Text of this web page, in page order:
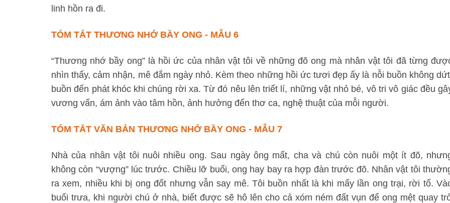
linh hồn ra đi.
TÓM TẮT THƯƠNG NHỚ BẦY ONG - MẪU 6
“Thương nhớ bầy ong” là hồi ức của nhân vật tôi về những đõ ong mà nhân vật tôi đã từng
nhìn thấy, cảm nhận, mê đắm ngày nhỏ. Kèm theo những hồi ức tươi đẹp ấy là nỗi buồn không
buồn đến phát khóc khi chúng rời xa. Từ đó nêu lên triết lí, những vật nhỏ bé, vô tri vô giác đều
vương vấn, ám ảnh vào tâm hồn, ảnh hưởng đến thơ ca, nghệ thuật của mỗi người.
TÓM TẮT VĂN BẢN THƯƠNG NHỚ BẦY ONG - MẪU 7
Nhà của nhân vật tôi nuôi nhiều ong. Sau ngày ông mất, cha và chú còn nuôi một ít đõ,
không còn “vượng” lúc trước. Chiều lỡ buổi, ong hay bay ra hợp đàn trước đõ. Nhân vật tôi
ra xem, nhiều khi bị ong đốt nhưng vẫn say mê. Tôi buồn nhất là khi mấy lần ong trại, rời tổ.
buổi trưa, khi người chú ở nhà, biết được sẽ hô lên cho cả xóm ném đất vụn để ong mệt quay